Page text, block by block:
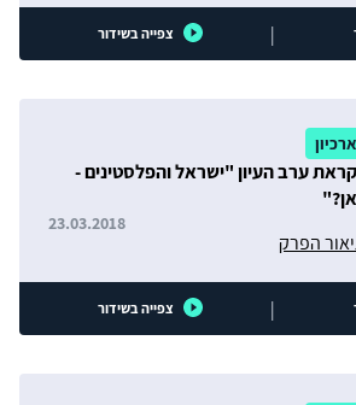
| צפייה בשידור
ארכיון
ערב העיון "ישראל והפלסטינים -
הפרק
23.03.2018
| צפייה בשידור